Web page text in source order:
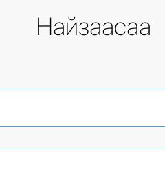
Найзаасаа